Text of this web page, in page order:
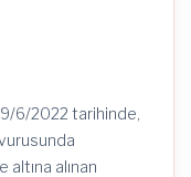
6/2022 tarihinde,
alınan